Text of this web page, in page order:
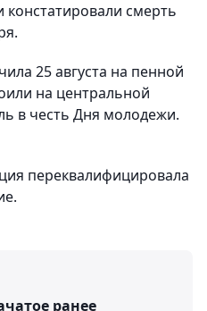
смерть
25 августа на пенной
на центральной
в честь Дня молодежи.
переквалифицировала
ранее